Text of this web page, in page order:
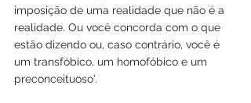
imposição de uma realidade que não é a
realidade. Ou você concorda com o que
estão dizendo ou, caso contrário, você é
um transfóbico, um homofóbico e um
preconceituoso'.